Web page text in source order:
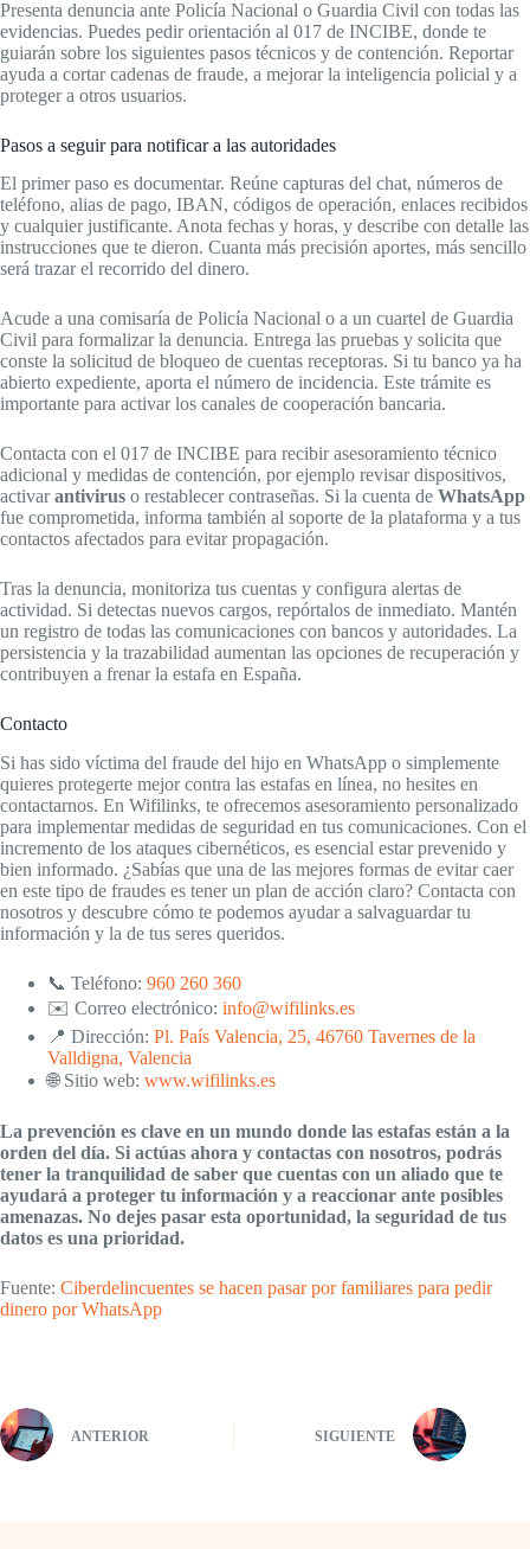
Presenta denuncia ante Policía Nacional o Guardia Civil con todas las
evidencias. Puedes pedir orientación al 017 de INCIBE, donde te
guiarán sobre los siguientes pasos técnicos y de contención. Reportar
ayuda a cortar cadenas de fraude, a mejorar la inteligencia policial y a
proteger a otros usuarios.
Pasos a seguir para notificar a las autoridades
El primer paso es documentar. Reúne capturas del chat, números de
teléfono, alias de pago, IBAN, códigos de operación, enlaces recibidos
y cualquier justificante. Anota fechas y horas, y describe con detalle las
instrucciones que te dieron. Cuanta más precisión aportes, más sencillo
será trazar el recorrido del dinero.
Acude a una comisaría de Policía Nacional o a un cuartel de Guardia
Civil para formalizar la denuncia. Entrega las pruebas y solicita que
conste la solicitud de bloqueo de cuentas receptoras. Si tu banco ya ha
abierto expediente, aporta el número de incidencia. Este trámite es
importante para activar los canales de cooperación bancaria.
Contacta con el 017 de INCIBE para recibir asesoramiento técnico
adicional y medidas de contención, por ejemplo revisar dispositivos,
activarantivirus o restablecer contraseñas. Si la cuenta de WhatsApp
fue comprometida, informa también al soporte de la plataforma y a tus
contactos afectados para evitar propagación.
Tras la denuncia, monitoriza tus cuentas y configura alertas de
actividad. Si detectas nuevos cargos, repórtalos de inmediato. Mantén
un registro de todas las comunicaciones con bancos y autoridades. La
persistencia y la trazabilidad aumentan las opciones de recuperación y
contribuyen a frenar la estafa en España.
Contacto
Si has sido víctima del fraude del hijo en WhatsApp o simplemente
quieres protegerte mejor contra las estafas en línea, no hesites en
contactarnos. En Wifilinks, te ofrecemos asesoramiento personalizado
para implementar medidas de seguridad en tus comunicaciones. Con el
incremento de los ataques cibernéticos, es esencial estar prevenido y
bien informado. ¿Sabías que una de las mejores formas de evitar caer
en este tipo de fraudes es tener un plan de acción claro? Contacta con
nosotros y descubre cómo te podemos ayudar a salvaguardar tu
información y la de tus seres queridos.
📞 Teléfono: 960 260 360
✉️ Correo electrónico: info@wifilinks.es
📍 Dirección: Pl. País Valencia, 25, 46760 Tavernes de la
Valldigna, Valencia
🌐 Sitio web: www.wifilinks.es
La prevención es clave en un mundo donde las estafas están a la
orden del día. Si actúas ahora y contactas con nosotros, podrás
tener la tranquilidad de saber que cuentas con un aliado que te
ayudará a proteger tu información y a reaccionar ante posibles
amenazas. No dejes pasar esta oportunidad, la seguridad de tus
datos es una prioridad.
Fuente: Ciberdelincuentes se hacen pasar por familiares para pedir
dinero por WhatsApp
ANTERIOR SIGUIENTE